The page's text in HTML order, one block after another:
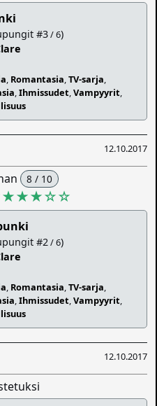
#3/ 6)
, Romantasia,TV-sarja,
,Ihmissudet,Vampyyrit,
12.10.2017
8 / 10
☆☆
#2/ 6)
, Romantasia,TV-sarja,
,Ihmissudet,Vampyyrit,
12.10.2017